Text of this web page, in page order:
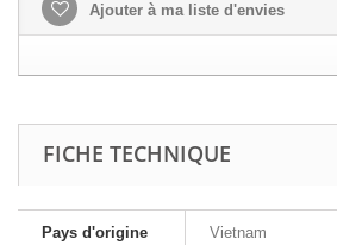
Ajouter à ma liste d'envies
FICHE TECHNIQUE
Pays d'origine Vietnam